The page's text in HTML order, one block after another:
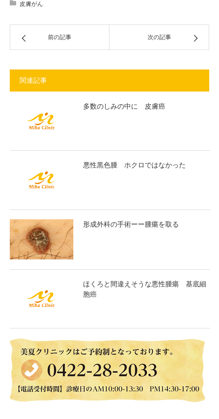
皮膚がん
前の記事 次の記事
関連記事
多数のしみの中に 皮膚癌
悪性黒色腫 ホクロではなかった
形成外科の手術ーー腫瘍を取る
ほくろと間違えそうな悪性腫瘍 基底細
胞癌